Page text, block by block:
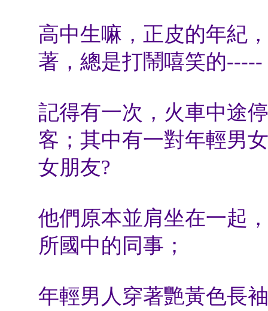
高中生嘛，正皮的年紀
著，總是打鬧嘻笑的-----
記得有一次，火車中途
客；其中有一對年輕男
女朋友?
他們原本並肩坐在一起
所國中的同事；
年輕男人穿著艷黃色長